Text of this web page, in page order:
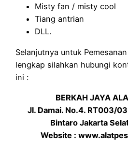
Misty fan / misty cool
Tiang antrian
DLL.
Selanjutnya untuk
lengkap silahkan hubungi
ini :
BERKAH JAYA
Jl. Damai. No.4. RT003/
Bintaro Jakarta
Website :